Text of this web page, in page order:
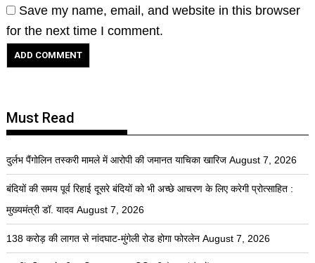
Save my name, email, and website in this browser
for the next time I comment.
Must Read
दुर्लभ पैंगोलिन तस्करी मामले में आरोपी की जमानत याचिका खारिज August 7, 2026
बंदियों की समय पूर्व रिहाई दूसरे बंदियों को भी अच्छे आचरण के लिए करेगी प्रोत्साहित :
मुख्यमंत्री डॉ. यादव August 7, 2026
138 करोड़ की लागत से नांदघाट-मुंगेली रोड होगा फोरलेन August 7, 2026